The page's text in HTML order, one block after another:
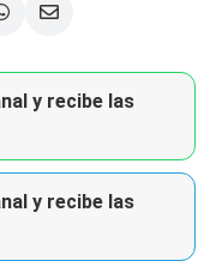
y recibe las
y recibe las